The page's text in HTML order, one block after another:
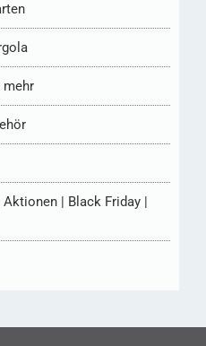
mehr
| Black Friday |